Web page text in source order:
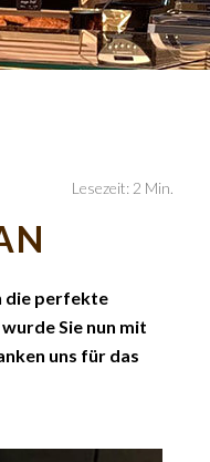
Lesezeit: 2 Min.
die perfekte
Sie nun mit
uns für das